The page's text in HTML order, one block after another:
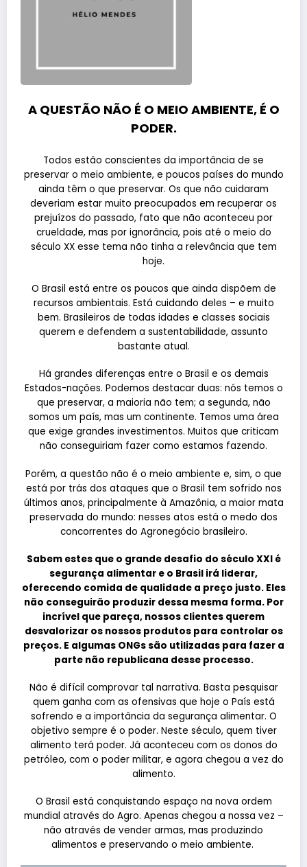
A QUESTÃO NÃO É O MEIO AMBIENTE, É O
PODER.
Todos estão conscientes da importância de se
preservar o meio ambiente, e poucos países do mundo
ainda têm o que preservar. Os que não cuidaram
deveriam estar muito preocupados em recuperar os
prejuízos do passado, fato que não aconteceu por
crueldade, mas por ignorância, pois até o meio do
século XX esse tema não tinha a relevância que tem
hoje.
O Brasil está entre os poucos que ainda dispõem de
recursos ambientais. Está cuidando deles – e muito
bem. Brasileiros de todas idades e classes sociais
querem e defendem a sustentabilidade, assunto
bastante atual.
Há grandes diferenças entre o Brasil e os demais
Estados-nações. Podemos destacar duas: nós temos o
que preservar, a maioria não tem; a segunda, não
somos um país, mas um continente. Temos uma área
que exige grandes investimentos. Muitos que criticam
não conseguiriam fazer como estamos fazendo.
Porém, a questão não é o meio ambiente e, sim, o que
está por trás dos ataques que o Brasil tem sofrido nos
últimos anos, principalmente à Amazônia, a maior mata
preservada do mundo: nesses atos está o medo dos
concorrentes do Agronegócio brasileiro.
Sabem estes que o grande desafio do século XXI é
segurança alimentar e o Brasil irá liderar,
oferecendo comida de qualidade a preço justo. Eles
não conseguirão produzir dessa mesma forma. Por
incrível que pareça, nossos clientes querem
desvalorizar os nossos produtos para controlar os
preços. E algumas ONGs são utilizadas para fazer a
parte não republicana desse processo.
Não é difícil comprovar tal narrativa. Basta pesquisar
quem ganha com as ofensivas que hoje o País está
sofrendo e a importância da segurança alimentar. O
objetivo sempre é o poder. Neste século, quem tiver
alimento terá poder. Já aconteceu com os donos do
petróleo, com o poder militar, e agora chegou a vez do
alimento.
O Brasil está conquistando espaço na nova ordem
mundial através do Agro. Apenas chegou a nossa vez –
não através de vender armas, mas produzindo
alimentos e preservando o meio ambiente.